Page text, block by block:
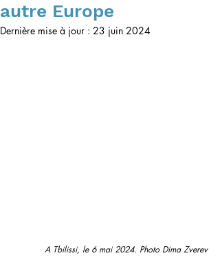
autre Europe
Dernière mise à jour : 23 juin 2024
A Tbilissi, le 6 mai 2024. Photo Dima Zverev